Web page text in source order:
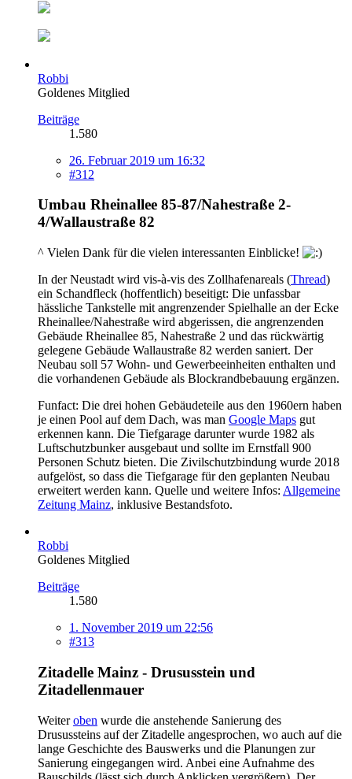
Robbi
Goldenes Mitglied
Beiträge
1.580
26. Februar 2019 um 16:32
#312
Umbau Rheinallee 85-87/Nahestraße 2-
4/Wallaustraße 82
^ Vielen Dank für die vielen interessanten Einblicke!
In der Neustadt wird vis-à-vis des Zollhafenareals (Thread)
ein Schandfleck (hoffentlich) beseitigt: Die unfassbar
hässliche Tankstelle mit angrenzender Spielhalle an der Ecke
Rheinallee/Nahestraße wird abgerissen, die angrenzenden
Gebäude Rheinallee 85, Nahestraße 2 und das rückwärtig
gelegene Gebäude Wallaustraße 82 werden saniert. Der
Neubau soll 57 Wohn- und Gewerbeeinheiten enthalten und
die vorhandenen Gebäude als Blockrandbebauung ergänzen.
Funfact: Die drei hohen Gebäudeteile aus den 1960ern haben
je einen Pool auf dem Dach, was man Google Maps gut
erkennen kann. Die Tiefgarage darunter wurde 1982 als
Luftschutzbunker ausgebaut und sollte im Ernstfall 900
Personen Schutz bieten. Die Zivilschutzbindung wurde 2018
aufgelöst, so dass die Tiefgarage für den geplanten Neubau
erweitert werden kann. Quelle und weitere Infos: Allgemeine
Zeitung Mainz, inklusive Bestandsfoto.
Robbi
Goldenes Mitglied
Beiträge
1.580
1. November 2019 um 22:56
#313
Zitadelle Mainz - Drususstein und
Zitadellenmauer
Weiteroben wurde die anstehende Sanierung des
Drusussteins auf der Zitadelle angesprochen, wo auch auf die
lange Geschichte des Bauswerks und die Planungen zur
Sanierung eingegangen wird. Anbei eine Aufnahme des